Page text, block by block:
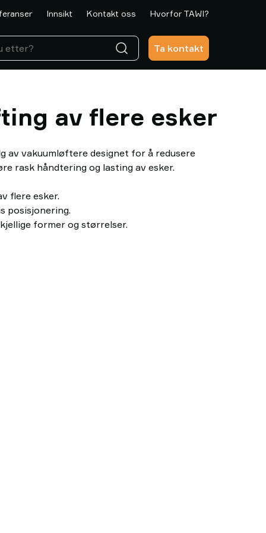
Innsikt Kontakt oss Hvorfor TAWI?
Ta kontakt
av flere esker
av vakuumløftere designet for å redusere
rask håndtering og lasting av esker.
flere esker.
posisjonering.
former og størrelser.